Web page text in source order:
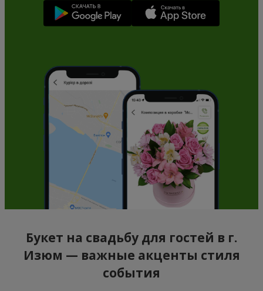
Букет на свадьбу для гостей в г.
Изюм — важные акценты стиля
события